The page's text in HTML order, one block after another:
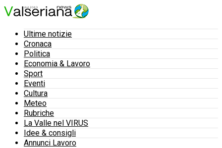
Ultime notizie
Cronaca
Politica
Economia & Lavoro
Sport
Eventi
Cultura
Meteo
Rubriche
La Valle nel VIRUS
Idee & consigli
Annunci Lavoro